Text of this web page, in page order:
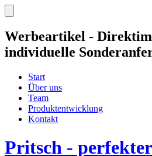
Werbeartikel -
individuelle
Start
Über uns
Team
Produktentwicklung
Kontakt
Pritsch -